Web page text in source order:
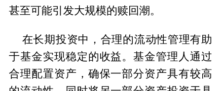
甚至可能引发大规模的赎回潮。
在长期投资中，合理的流动性管理有助
于基金实现稳定的收益。基金管理人通过
合理配置资产，确保一部分资产具有较高